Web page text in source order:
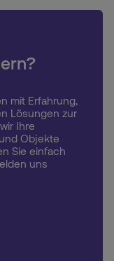
mit Erfahrung,
Lösungen zur
Ihre
Objekte
Sie einfach
uns